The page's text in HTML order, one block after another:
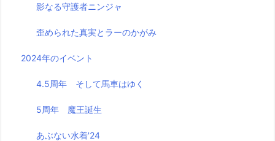
影なる守護者ニンジャ
歪められた真実とラーのかがみ
2024年のイベント
4.5周年 そして馬車はゆく
5周年 魔王誕生
あぶない水着'24